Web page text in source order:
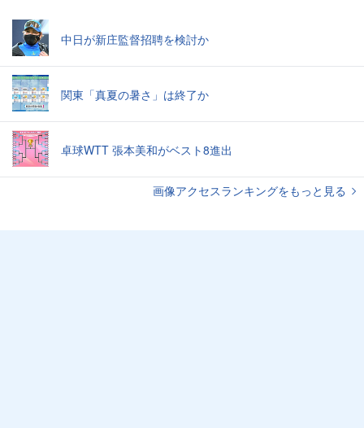
中日が新庄監督招聘を検討か
関東「真夏の暑さ」は終了か
卓球WTT 張本美和がベスト8進出
画像アクセスランキングをもっと見る